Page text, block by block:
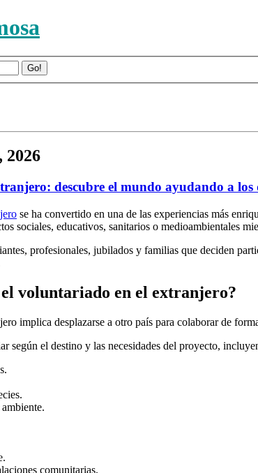
descubre el mundo ayudando a los
se ha convertido en una de las experiencias más
sociales, educativos, sanitarios o medioambientales
profesionales, jubilados y familias que deciden
el voluntariado en el extranjero?
implica desplazarse a otro país para colaborar de
según el destino y las necesidades del proyecto,
comunitarias.